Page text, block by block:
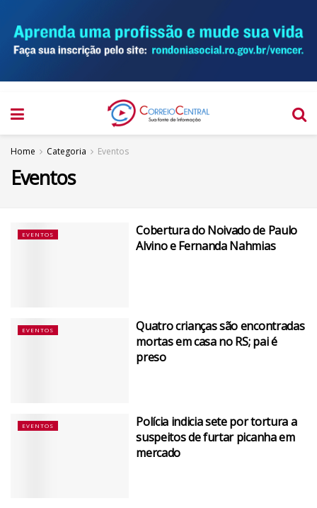
Home Categoria Eventos
Eventos
EVENTOS
Cobertura do Noivado de Paulo
Alvino e Fernanda Nahmias
EVENTOS
Quatro crianças são encontradas
mortas em casa no RS; pai é
preso
EVENTOS
Polícia indicia sete por tortura a
suspeitos de furtar picanha em
mercado